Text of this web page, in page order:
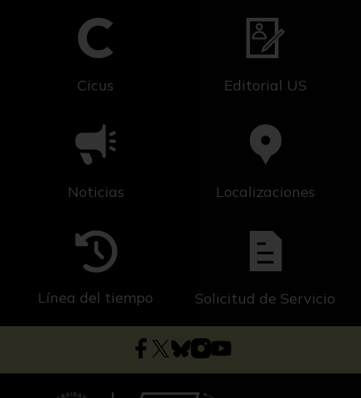
Cicus Editorial US
Noticias Localizaciones
Línea del tiempo Solicitud de Servicio